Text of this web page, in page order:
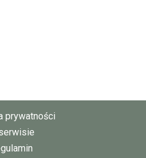
prywatności